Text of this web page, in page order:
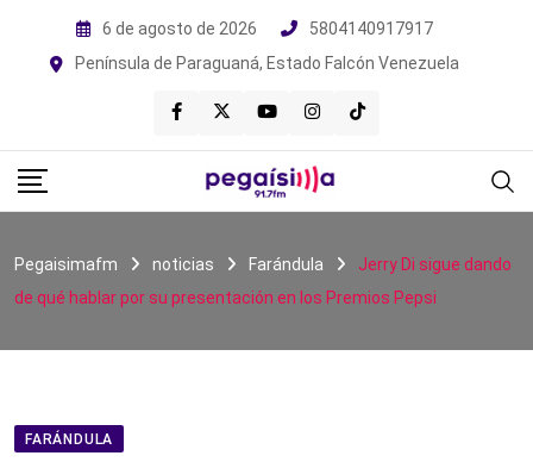
6 de agosto de 2026
5804140917917
Península de Paraguaná, Estado Falcón Venezuela
Pegaisimafm noticias Farándula
Jerry Di sigue dando
de qué hablar por su presentación en los Premios Pepsi
FARÁNDULA